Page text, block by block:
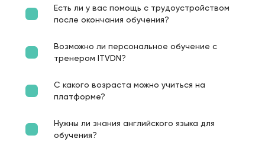
Есть ли у вас помощь с трудоустройством
после окончания обучения?
Возможно ли персональное обучение с
тренером ITVDN?
С какого возраста можно учиться на
платформе?
Нужны ли знания английского языка для
обучения?